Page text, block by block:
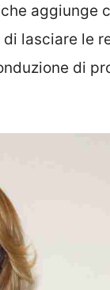
che aggiunge
lasciare le
di